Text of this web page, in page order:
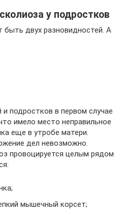
у подростков
быть двух разновидностей. А
подростков в первом случае
имело место неправильное
еще в утробе матери.
дел невозможно.
провоцируется целым рядом
мышечный корсет;